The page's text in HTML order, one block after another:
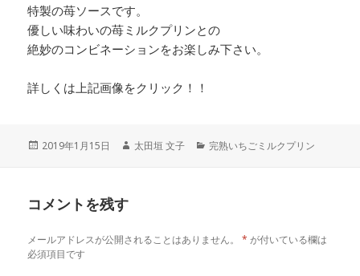
特製の苺ソースです。
優しい味わいの苺ミルクプリンとの
絶妙のコンビネーションをお楽しみ下さい。
詳しくは上記画像をクリック！！
投
2019年1月15日
作
太田垣 文子
カ
完熟いちごミルクプリン
コメントを残す
メールアドレスが公開されることはありません。 * が付いている欄は
必須項目です